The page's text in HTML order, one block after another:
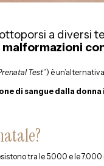
a diversi
Test”) è
di sangue dalla
tra le 5.000 e le